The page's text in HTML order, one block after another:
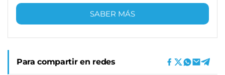
SABER MÁS
Para compartir en redes